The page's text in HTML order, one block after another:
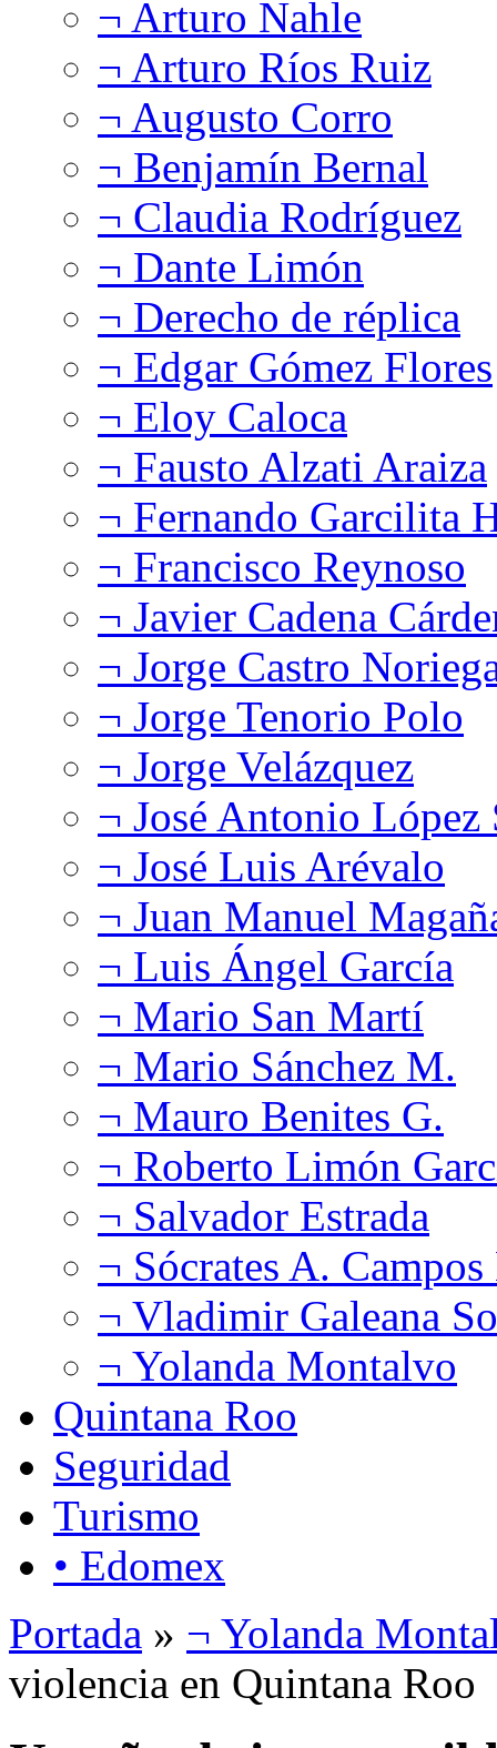
¬ Arturo Nahle
¬ Arturo Ríos Ruiz
¬ Augusto Corro
¬ Benjamín Bernal
¬ Claudia Rodríguez
¬ Dante Limón
¬ Derecho de réplica
¬ Edgar Gómez Flores
¬ Eloy Caloca
¬ Fausto Alzati Araiza
¬ Fernando Garcilita
¬ Francisco Reynoso
¬ Javier Cadena
¬ Jorge Castro
¬ Jorge Tenorio Polo
¬ Jorge Velázquez
¬ José Antonio López
¬ José Luis Arévalo
¬ Juan Manuel
¬ Luis Ángel García
¬ Mario San Martí
¬ Mario Sánchez M.
¬ Mauro Benites G.
¬ Roberto Limón
¬ Salvador Estrada
¬ Sócrates A.
¬ Vladimir Galeana
¬ Yolanda Montalvo
Quintana Roo
Seguridad
Turismo
• Edomex
Portada » ¬ Yolanda
violencia en Quintana Roo